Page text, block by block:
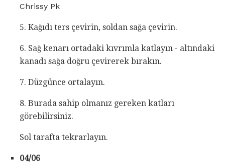
Chrissy Pk
5. Kağıdı ters çevirin, soldan sağa çevirin.
6. Sağ kenarı ortadaki kıvrımla katlayın - altındaki
kanadı sağa doğru çevirerek bırakın.
7. Düzgünce ortalayın.
8. Burada sahip olmanız gereken katları
görebilirsiniz.
Sol tarafta tekrarlayın.
04/06